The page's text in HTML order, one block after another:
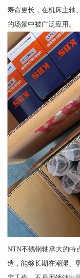
寿命更长，在机床主轴
的场景中被广泛应用。
NTN不锈钢轴承大的特
造，能够长期在潮湿、